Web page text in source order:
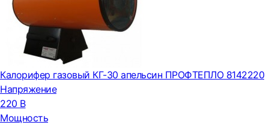
Калорифер газовый КГ-30 апельсин ПРОФТЕПЛО 8142220
Напряжение
220 В
Мощность